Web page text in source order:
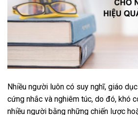
Nhiều người luôn có suy nghĩ, giáo
cứng nhắc và nghiêm túc, do đó, khó
nhiều người bằng những chiến lược